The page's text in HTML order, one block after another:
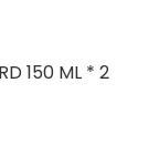
150 ML * 2